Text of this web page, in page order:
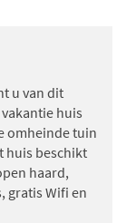
u van dit
huis
omheinde tuin
huis beschikt
haard,
gratis Wifi en